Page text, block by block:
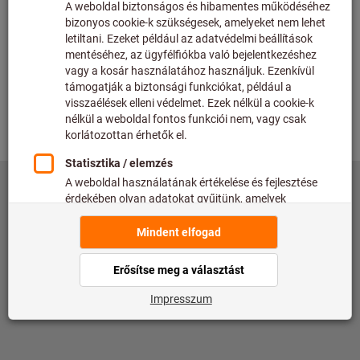
copyright by Hoffmann SE
toolscout@hoffmann-group.com
Impresszum
Felhasználási feltételek